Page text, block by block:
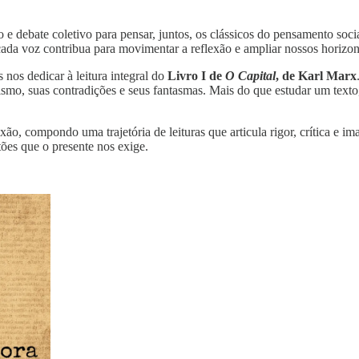
debate coletivo para pensar, juntos, os clássicos do pensamento
voz contribua para movimentar a reflexão e ampliar nossos
nos dedicar à leitura integral do Livro I de O Capital, de Karl Marx
suas contradições e seus fantasmas. Mais do que estudar um
compondo uma trajetória de leituras que articula rigor, crítica e
que o presente nos exige.